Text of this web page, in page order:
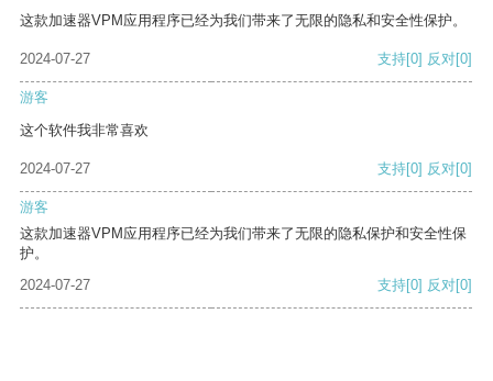
这款加速器VPM应用程序已经为我们带来了无限的隐私和安全性保护。
2024-07-27 支持[0] 反对[0]
游客
这个软件我非常喜欢
2024-07-27 支持[0] 反对[0]
游客
这款加速器VPM应用程序已经为我们带来了无限的隐私保护和安全性保
护。
2024-07-27
支持[0] 反对[0]